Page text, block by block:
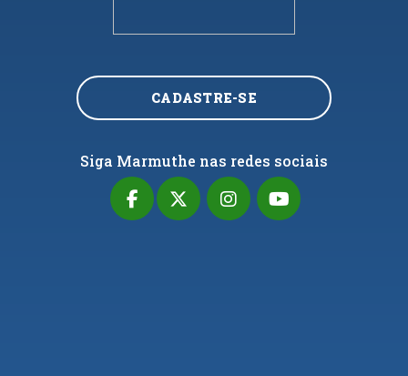
CADASTRE-SE
Siga Marmuthe nas redes sociais